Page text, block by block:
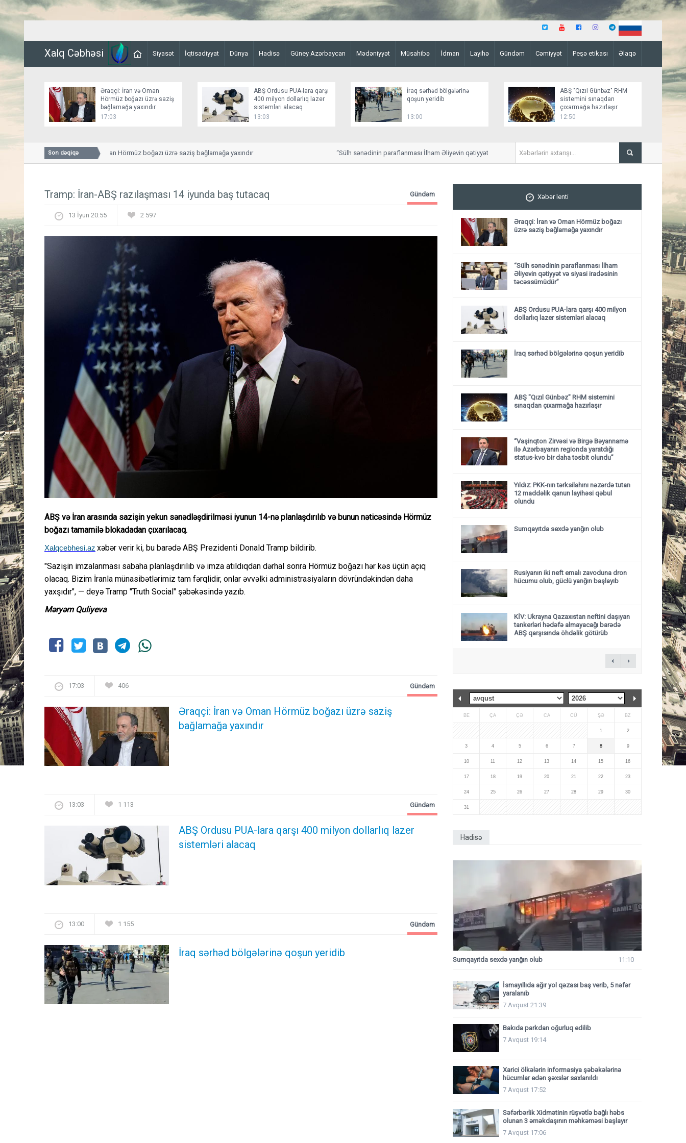
Xalq Cəbhəsi Siyasət İqtisadiyyat Dünya Hadisə Güney Azərbaycan Mədəniyyət Müsahibə İdman Layihə Gündəm Cəmiyyət Peşə etikası Əlaqə
Əraqçi: İran və Oman
Hörmüz boğazı üzrə saziş
bağlamağa yaxındır
17:03
ABŞ Ordusu PUA-lara qarşı
400 milyon dollarlıq lazer
sistemləri alacaq
13:03
İraq sərhəd bölgələrinə
qoşun yeridib
13:00
ABŞ "Qızıl Günbəz" RHM
sistemini sınaqdan
çıxarmağa hazırlaşır
12:50
Son dəqiqə
Əraqçi: İran və Oman Hörmüz boğazı üzrə saziş bağlamağa yaxındır “Sülh sənədinin paraflanması İlham Əliyevin qətiyyət və siyasi iradəsinin təcəssümüdür” ABŞ Ordusu PUA-lara
Tramp: İran-ABŞ razılaşması 14 iyunda baş tutacaq Gündəm
13 İyun 20:55 2 597
ABŞ və İran arasında sazişin yekun sənədləşdirilməsi iyunun 14-nə planlaşdırılıb və bunun nəticəsində Hörmüz
boğazı tamamilə blokadadan çıxarılacaq.
Xalqcebhesi.az xəbər verir ki, bu barədə ABŞ Prezidenti Donald Tramp bildirib.
"Sazişin imzalanması sabaha planlaşdırılıb və imza atıldıqdan dərhal sonra Hörmüz boğazı hər kəs üçün açıq
olacaq. Bizim İranla münasibətlərimiz tam fərqlidir, onlar əvvəlki administrasiyaların dövründəkindən daha
yaxşıdır", — deyə Tramp "Truth Social" şəbəkəsində yazıb.
Məryəm Quliyeva
17:03 406
Əraqçi: İran və Oman Hörmüz boğazı üzrə saziş
bağlamağa yaxındır
Gündəm
13:03 1 113
ABŞ Ordusu PUA-lara qarşı 400 milyon dollarlıq lazer
sistemləri alacaq
Gündəm
13:00 1 155
İraq sərhəd bölgələrinə qoşun yeridib
Gündəm
Xəbər lenti
Əraqçi: İran və Oman Hörmüz boğazı
üzrə saziş bağlamağa yaxındır
“Sülh sənədinin paraflanması İlham
Əliyevin qətiyyət və siyasi iradəsinin
təcəssümüdür”
ABŞ Ordusu PUA-lara qarşı 400 milyon
dollarlıq lazer sistemləri alacaq
İraq sərhəd bölgələrinə qoşun yeridib
ABŞ "Qızıl Günbəz" RHM sistemini
sınaqdan çıxarmağa hazırlaşır
“Vaşinqton Zirvəsi və Birgə Bəyannamə
ilə Azərbayanın regionda yaratdığı
status-kvo bir daha təsbit olundu”
Yıldız: PKK-nın tərksilahını nəzərdə tutan
12 maddəlik qanun layihəsi qəbul
olundu ​​​​​​​
Sumqayıtda sexdə yanğın olub
Rusiyanın iki neft emalı zavoduna dron
hücumu olub, güclü yanğın başlayıb
KİV: Ukrayna Qazaxıstan neftini daşıyan
tankerləri hədəfə almayacağı barədə
ABŞ qarşısında öhdəlik götürüb
BE ÇA ÇƏ CA CÜ ŞƏ BZ
1 2
3 4 5 6 7 8 9
10 11 12 13 14 15 16
17 18 19 20 21 22 23
24 25 26 27 28 29 30
31
Hadisə
Sumqayıtda sexdə yanğın olub 11:10
İsmayıllıda ağır yol qəzası baş verib, 5 nəfər
yaralanıb
7 Avqust 21:39
Bakıda parkdan oğurluq edilib
7 Avqust 19:14
Xarici ölkələrin informasiya şəbəkələrinə
hücumlar edən şəxslər saxlanıldı
7 Avqust 17:52
Səfərbərlik Xidmətinin rüşvətlə bağlı həbs
olunan 3 əməkdaşının məhkəməsi başlayır
7 Avqust 17:06